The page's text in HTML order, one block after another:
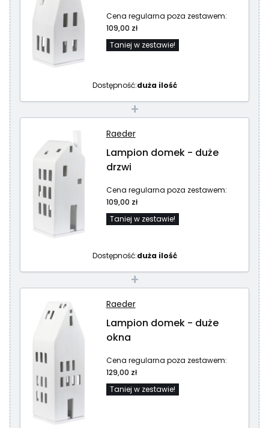
Cena regularna poza zestawem:
109,00 zł
Taniej w zestawie!
Dostępność:duża ilość
+
Raeder
Lampion domek - duże
drzwi
Cena regularna poza zestawem:
109,00 zł
Taniej w zestawie!
Dostępność:duża ilość
+
Raeder
Lampion domek - duże
okna
Cena regularna poza zestawem:
129,00 zł
Taniej w zestawie!